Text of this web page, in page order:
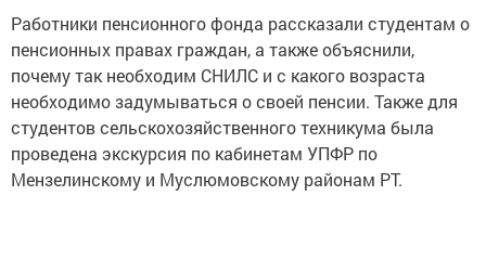
Работники пенсионного фонда рассказали студентам о
пенсионных правах граждан, а также объяснили,
почему так необходим СНИЛС и с какого возраста
необходимо задумываться о своей пенсии. Также для
студентов сельскохозяйственного техникума была
проведена экскурсия по кабинетам УПФР по
Мензелинскому и Муслюмовскому районам РТ.